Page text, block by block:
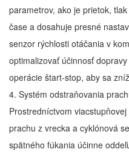
parametrov, ako je prietok,
čase a dosahuje presné
senzor rýchlosti otáčania v
optimalizovať účinnosť
operácie štart-stop, aby sa
4. Systém odstraňovania
Prostredníctvom
prachu z vrecka a cyklónová
spätného fúkania účinne